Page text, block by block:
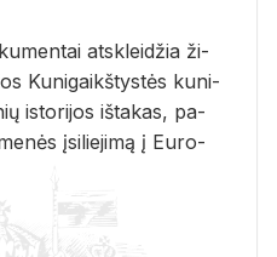
at­sklei­džia ži­
Ku­ni­gaikš­tys­tės ku­ni­
is­to­ri­jos iš­ta­kas, pa­
įsi­lie­ji­mą į Eu­ro­